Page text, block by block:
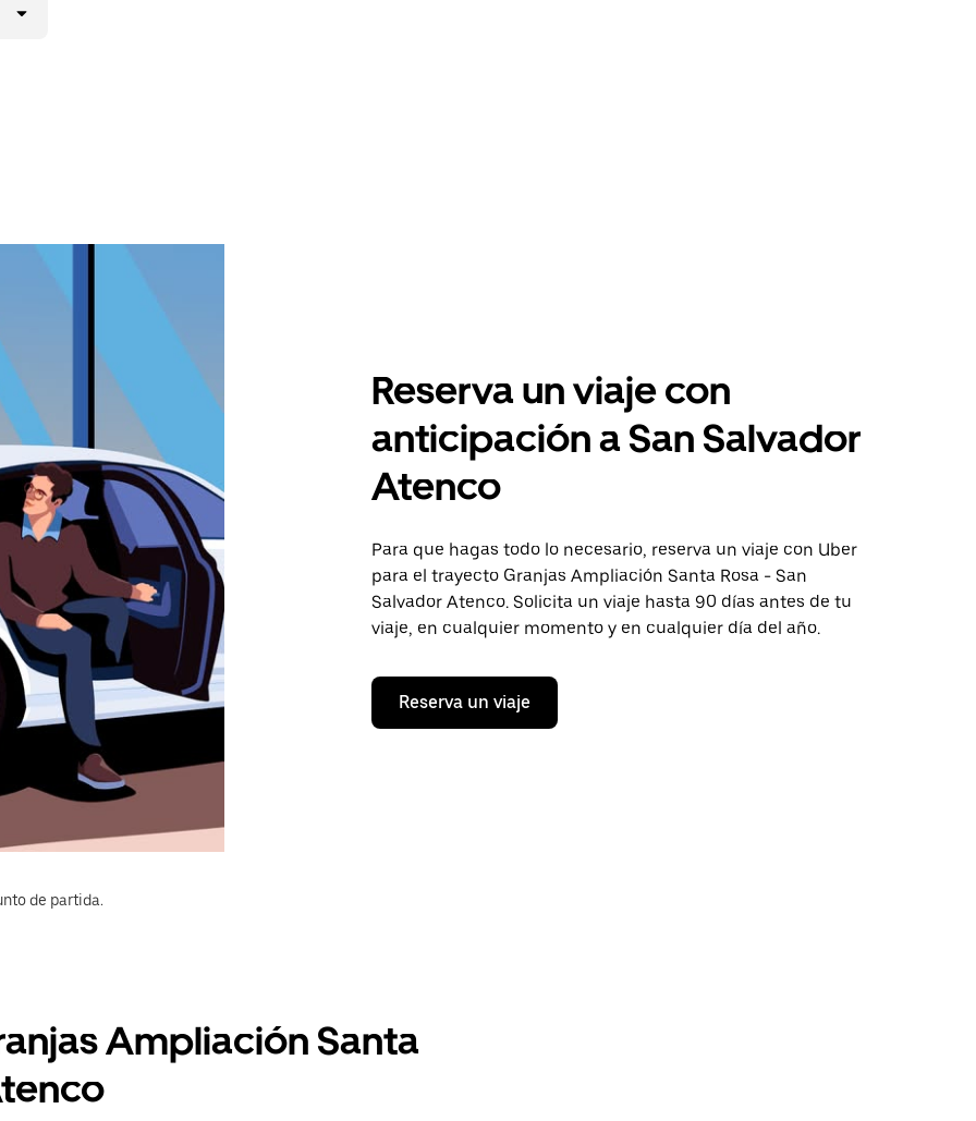
Reserva un viaje con
anticipación a San Salvador
Atenco
Para que hagas todo lo necesario, reserva un viaje con Uber
para el trayecto Granjas Ampliación Santa Rosa - San
Salvador Atenco. Solicita un viaje hasta 90 días antes de tu
viaje, en cualquier momento y en cualquier día del año.
Reserva un viaje
de partida.
Ampliación Santa